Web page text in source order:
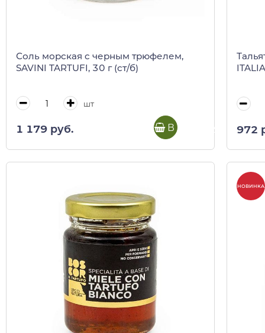
Соль морская c черным трюфелем,
SAVINI TARTUFI, 30 г (ст/б)
шт
1 179 руб. В корзину 972
НОВИНКА